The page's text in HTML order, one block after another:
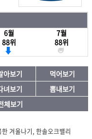
6월
88위
7월
88위
아보기
먹어보기
녀보기
뽐내보기
체보기
겨울나기, 한솔오크밸리